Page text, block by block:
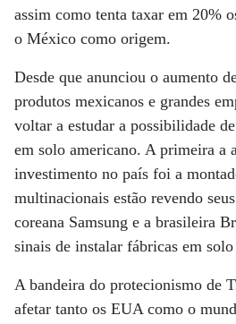
assim como tenta taxar em 20%
o México como origem.
Desde que anunciou o aumento
produtos mexicanos e grandes
voltar a estudar a possibilidade
em solo americano. A primeira a
investimento no país foi a
multinacionais estão revendo
coreana Samsung e a brasileira
sinais de instalar fábricas em
A bandeira do protecionismo de
afetar tanto os EUA como o